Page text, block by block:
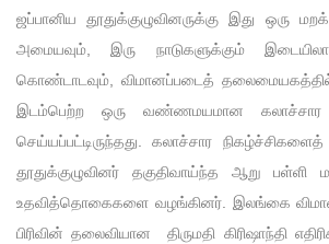
ஜப்பானிய தூதுக்குழுவினருக்கு இது ஒரு
அமையவும், இரு நாடுகளுக்கும்
கொண்டாடவும், விமானப்படைத்
இடம்பெற்ற ஒரு வண்ணமயமான கலாச்சார
செய்யப்பட்டிருந்தது. கலாச்சார
தூதுக்குழுவினர் தகுதிவாய்ந்த ஆறு பள்ளி
உதவித்தொகைகளை வழங்கினர். இலங்கை
பிரிவின் தலைவியான திருமதி கிரிஷாந்தி